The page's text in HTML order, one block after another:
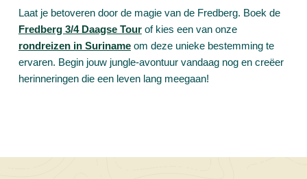
Laat je betoveren door de magie van de Fredberg. Boek de
Fredberg 3/4 Daagse Tourof kies een van onze
rondreizen in Surinameom deze unieke bestemming te
ervaren. Begin jouw jungle-avontuur vandaag nog en creëer
herinneringen die een leven lang meegaan!